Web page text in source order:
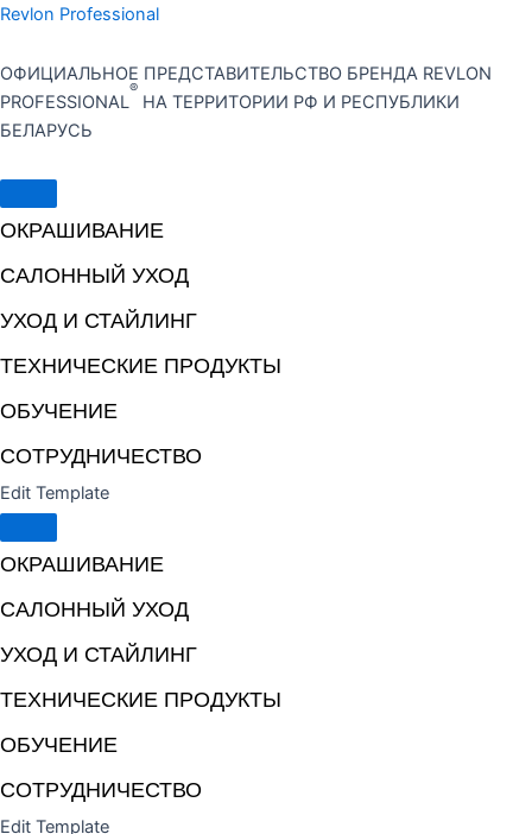
Перейти
содержимому
Revlon Professional
ОФИЦИАЛЬНОЕ ПРЕДСТАВИТЕЛЬСТВО БРЕНДА REVLON
PROFESSIONAL
®
НА ТЕРРИТОРИИ РФ И РЕСПУБЛИКИ
БЕЛАРУСЬ
ОКРАШИВАНИЕ
САЛОННЫЙ УХОД
УХОД И СТАЙЛИНГ
ТЕХНИЧЕСКИЕ ПРОДУКТЫ
ОБУЧЕНИЕ
СОТРУДНИЧЕСТВО
Edit Template
ОКРАШИВАНИЕ
САЛОННЫЙ УХОД
УХОД И СТАЙЛИНГ
ТЕХНИЧЕСКИЕ ПРОДУКТЫ
ОБУЧЕНИЕ
СОТРУДНИЧЕСТВО
Edit Template